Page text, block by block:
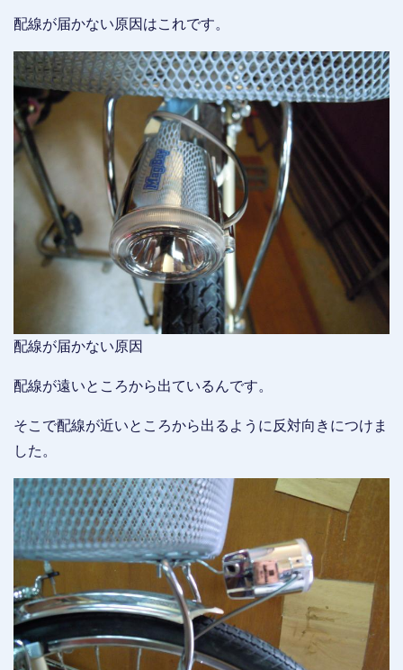
配線が届かない原因はこれです。
配線が届かない原因
配線が遠いところから出ているんです。
そこで配線が近いところから出るように反対向きにつけま
した。